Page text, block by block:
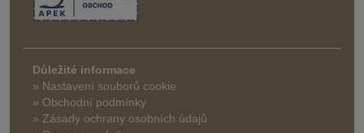
Důležité informace
» Nastavení souborů cookie
» Obchodní podmínky
» Zásady ochrany osobních údajů